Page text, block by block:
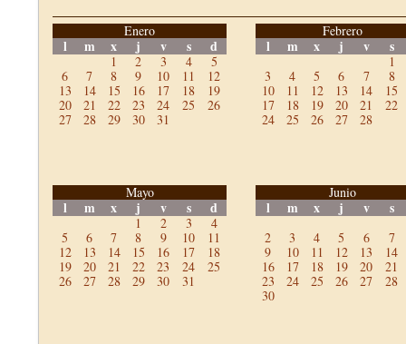
Enero
l m x j v s d
1 2 3 4
5
6
7 8 9 10 11
12
13
14 15 16 17 18
19
20
21 22 23 24 25
26
27
28 29 30 31
Febrero
l m x j v s
1
3
4 5 6 7
8
10
11 12 13 14
15
17
18 19 20 21
22
24
25 26 27 28
Mayo
l m x j v s d
1 2 3
4
5
6 7 8 9 10
11
12
13 14 15 16 17
18
19
20 21 22 23 24
25
26
27 28 29 30 31
Junio
l m x j v s
2 3 4 5 6
7
9
10 11 12 13
14
16
17 18 19 20
21
23
24 25 26 27
28
30